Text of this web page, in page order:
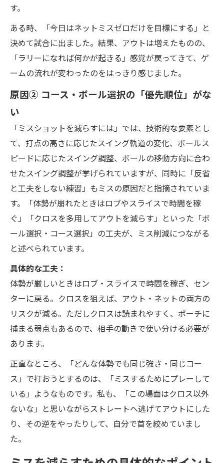
す。
ある時、「今日はネットミスゼロだけを目標にする」と
決めて試合に出ました。結果、アウトは増えたものの、
「ラリーになれば何かが起きる」感覚が戻ってきて、ゲ
ームの流れが変わったのをはっきり感じました。
原因② コース・ボール選択の「優先順位」がな
い
「ミスショットを減らすには」では、技術的な要素とし
て、打点の高さに応じたスイング軌道の変化、ボールス
ピードに応じたスイング調整、ボールの移動方向に合わ
せたスイング調整が挙げられていますが、同時に「反省
と工夫をしない練習」もミスの原因だと指摘されていま
す。「体勢が崩れたときはロブやスライスで時間を稼
ぐ」「クロスを多用してアウトを減らす」といった「ボ
ール選択・コース選択」の工夫が、ミス削減につながる
と述べられています。
具体的な工夫：
体勢が厳しいときはロブ・スライスで時間を稼ぎ、セン
ターに戻る。クロスを狙えば、アウト・ネットの両方の
リスクが減る。ただしクロスは読まれやすく、ポーチに
捕まる弱点もあるので、相手の動きで使い分ける必要が
あります。
正直なところ、「どんな体勢でも同じ強さ・同じコー
ス」で打おうとするのは、「ミスするためにプレーして
いる」ようなものです。私も、「この場面はクロス以外
ないな」と思いながらストレートへ逃げてアウトにした
り、その逆をやったりして、自分で首を絞めていまし
た。